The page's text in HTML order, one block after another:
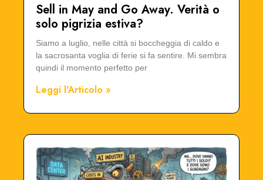
Sell in May and Go Away. Verità o
solo pigrizia estiva?
Siamo a luglio, nelle città si boccheggia di caldo e
la sacrosanta voglia di ferie si fa sentire. Mi sembra
quindi il momento perfetto per
Leggi l'Articolo »